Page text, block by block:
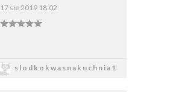
17 sie 2019 18:02
slodkokwasnakuchnia1